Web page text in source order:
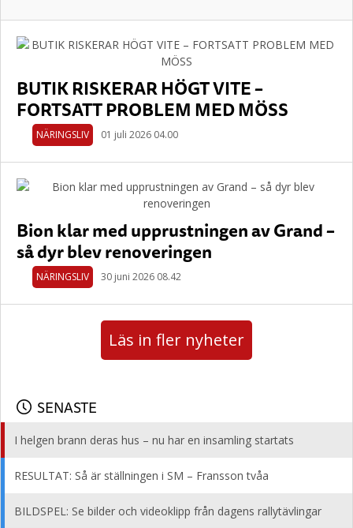
BUTIK RISKERAR HÖGT VITE –
FORTSATT PROBLEM MED MÖSS
NÄRINGSLIV 01 juli 2026 04.00
Bion klar med upprustningen av Grand –
så dyr blev renoveringen
NÄRINGSLIV 30 juni 2026 08.42
Läs in fler nyheter
SENASTE
I helgen brann deras hus – nu har en insamling startats
RESULTAT: Så är ställningen i SM – Fransson tvåa
BILDSPEL: Se bilder och videoklipp från dagens rallytävlingar